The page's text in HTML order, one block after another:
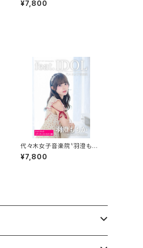
式フォトブック
¥7,800
代々木女子音楽院〝羽澄もも
か〟スペシャルフォトブック＆公
式フォトブック
¥7,800